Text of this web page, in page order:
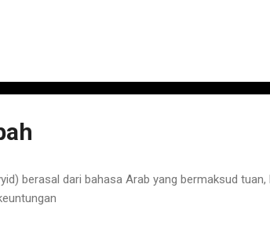
berasal dari bahasa Arab yang bermaksud